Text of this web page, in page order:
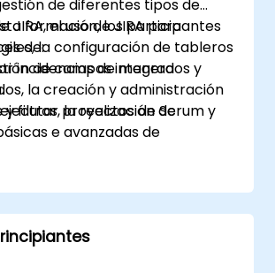
de diferentes tipos de
JIRA, el uso de JIRA para
la configuración de tableros
de campos integrados y
la creación y administración
filtros, la realización de
e avanzadas de
y actualización de flujos de
y aplicación de
flujo de trabajo, el análisis y
informes.
formación, los participantes
de:
incidencias de manera
proyectos de Scrum y
y gestionar procesos
flujos de trabajo y esquemas
trabajo.